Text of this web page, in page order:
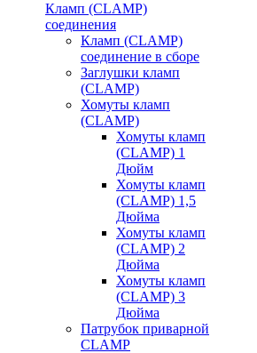
Кламп (CLAMP)
соединения
Кламп (CLAMP)
соединение в сборе
Заглушки кламп
(CLAMP)
Хомуты кламп
(CLAMP)
Хомуты кламп
(CLAMP) 1
Дюйм
Хомуты кламп
(CLAMP) 1,5
Дюйма
Хомуты кламп
(CLAMP) 2
Дюйма
Хомуты кламп
(CLAMP) 3
Дюйма
Патрубок приварной
CLAMP